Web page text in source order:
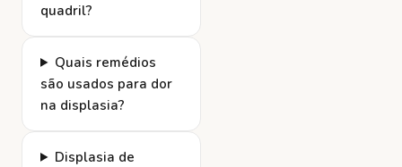
quadril?
Quais remédios
são usados para dor
na displasia?
Displasia de